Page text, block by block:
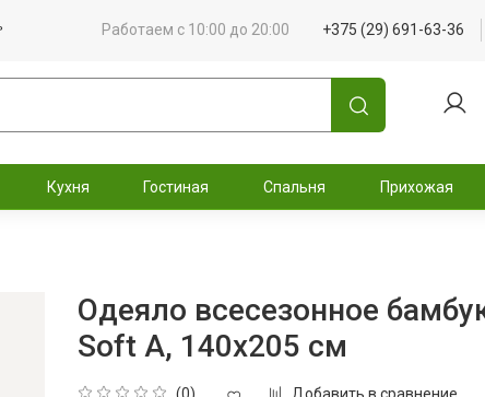
Работаем с 10:00 до 20:00 +375 (29) 691-63-36
Кухня Гостиная Спальня Прихожая
Одеяло всесезонное
Soft A, 140x205 см
(0)